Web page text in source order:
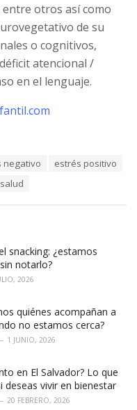
otros así como
de su
o cognitivos,
atencional /
en el lenguaje.
negativo
estrés positivo
salud
snacking: ¿estamos
notarlo?
2026
quiénes acompañan a
no estamos cerca?
1 JUNIO, 2026
en El Salvador? Lo que
deseas vivir en bienestar
20 FEBRERO, 2026